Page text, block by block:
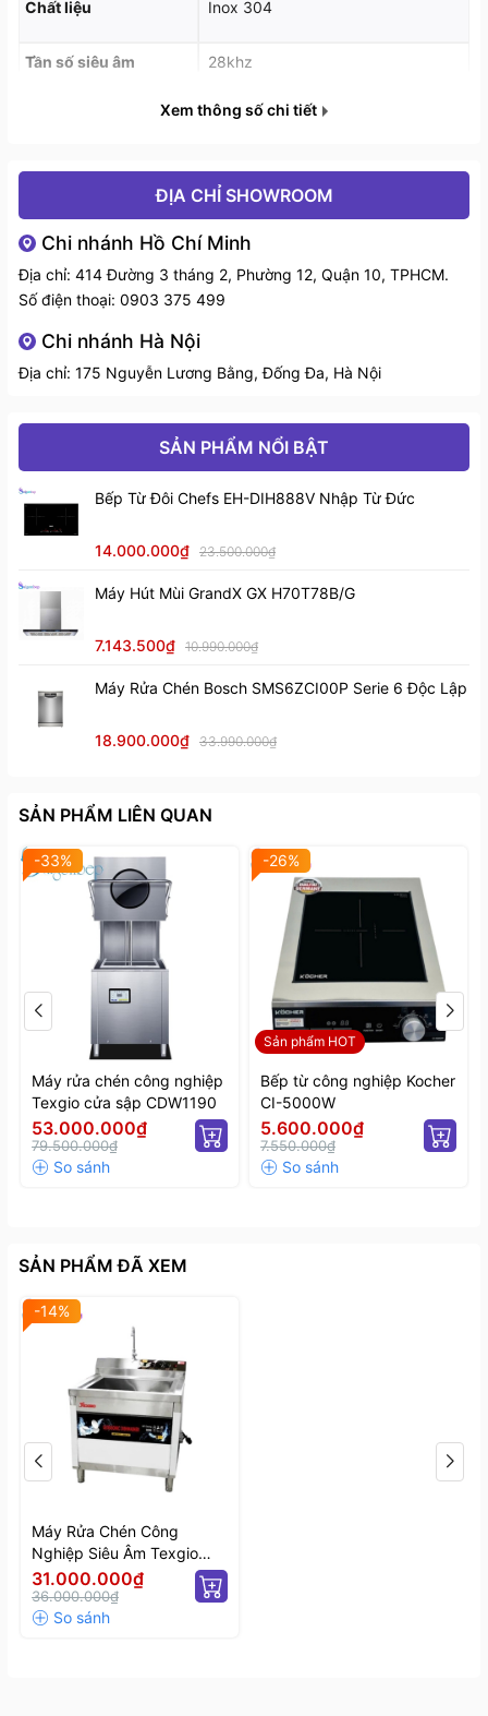
Chất liệu Inox 304
Tần số siêu âm 28khz
Lên tới 100℃
Tổng công suất 5500W
Kích thước sản phẩm
D800 x R800 x C800 / 930(mặt
lưng) mm
Xem thông số chi tiết
ĐỊA CHỈ SHOWROOM
Chi nhánh Hồ Chí Minh
Địa chỉ: 414 Đường 3 tháng 2, Phường 12, Quận 10, TPHCM.
Số điện thoại: 0903 375 499
Chi nhánh Hà Nội
Địa chỉ: 175 Nguyễn Lương Bằng, Đống Đa, Hà Nội
SẢN PHẨM NỔI BẬT
Bếp Từ Đôi Chefs EH-DIH888V Nhập Từ Đức
14.000.000₫ 23.500.000₫
Máy Hút Mùi GrandX GX H70T78B/G
7.143.500₫ 10.990.000₫
Máy Rửa Chén Bosch SMS6ZCI00P Serie 6 Độc Lập
18.900.000₫ 33.990.000₫
SẢN PHẨM LIÊN QUAN
-33%
Máy rửa chén công nghiệp
Texgio cửa sập CDW1190
53.000.000₫
79.500.000₫
Sản phẩm HOT
-26%
Bếp từ công nghiệp Kocher
CI-5000W
5.600.000₫
7.550.000₫
SẢN PHẨM ĐÃ XEM
-14%
Máy Rửa Chén Công
Nghiệp Siêu Âm Texgio
Ultrasonic Luxury TGU-
800XS
31.000.000₫
36.000.000₫